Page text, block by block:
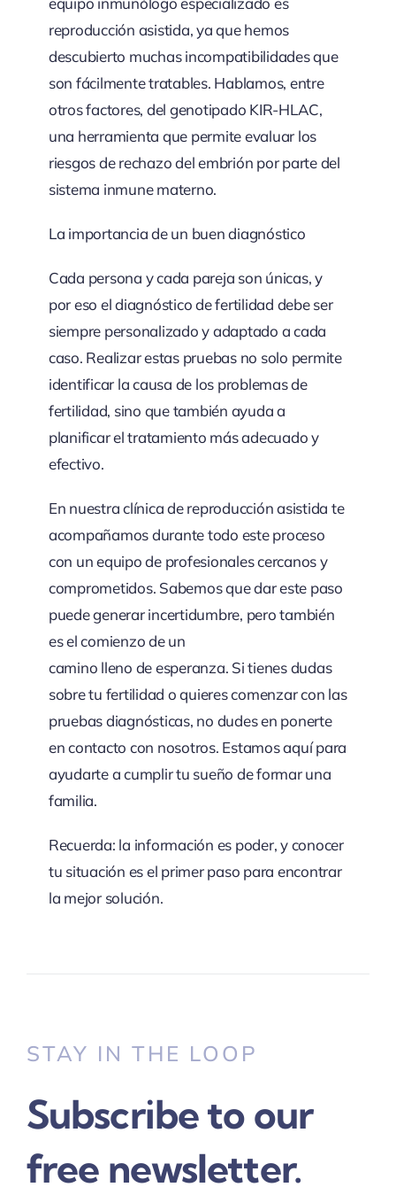
reproducción asistida, ya que hemos
descubierto muchas incompatibilidades que
son fácilmente tratables. Hablamos, entre
otros factores, del genotipado KIR-HLAC,
una herramienta que permite evaluar los
riesgos de rechazo del embrión por parte del
sistema inmune materno.
La importancia de un buen diagnóstico
Cada persona y cada pareja son únicas, y
por eso el diagnóstico de fertilidad debe ser
siempre personalizado y adaptado a cada
caso. Realizar estas pruebas no solo permite
identificar la causa de los problemas de
fertilidad, sino que también ayuda a
planificar el tratamiento más adecuado y
efectivo.
En nuestra clínica de reproducción asistida te
acompañamos durante todo este proceso
con un equipo de profesionales cercanos y
comprometidos. Sabemos que dar este paso
puede generar incertidumbre, pero también
es el comienzo de un
camino lleno de esperanza. Si tienes dudas
sobre tu fertilidad o quieres comenzar con las
pruebas diagnósticas, no dudes en ponerte
en contacto con nosotros. Estamos aquí para
ayudarte a cumplir tu sueño de formar una
familia.
Recuerda: la información es poder, y conocer
tu situación es el primer paso para encontrar
la mejor solución.
STAY IN THE LOOP
Subscribe to our
free newsletter.